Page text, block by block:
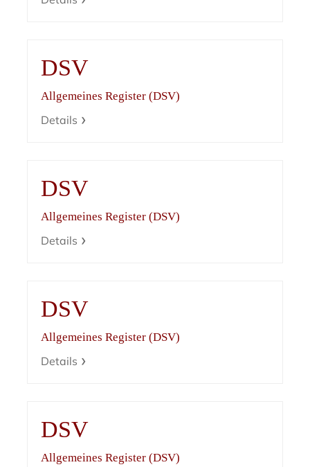
DSV
Allgemeines Register (DSV)
Details
DSV
Allgemeines Register (DSV)
Details
DSV
Allgemeines Register (DSV)
Details
DSV
Allgemeines Register (DSV)